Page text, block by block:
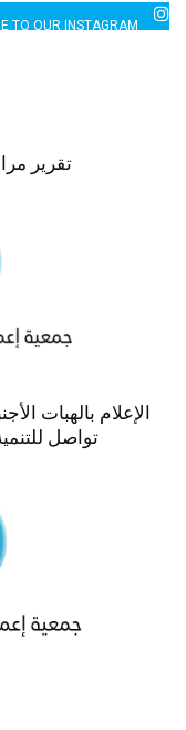
2760 LIKES
TO OUR INSTAGRAM
تقرير
الإعلام بالهبات
تواصل للتنمية